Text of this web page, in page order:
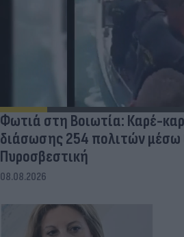
Φωτιά στη Βοιωτία: Καρέ-
διάσωσης 254 πολιτών
Πυροσβεστική
08.08.2026